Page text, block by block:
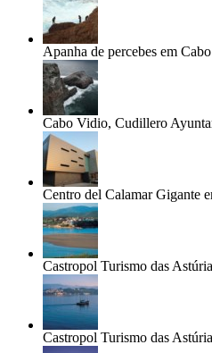
Apanha de percebes em
Cabo Vidio, Cudillero
Centro del Calamar Gigante
Castropol Turismo das
Castropol Turismo das